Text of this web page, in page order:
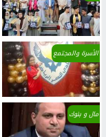
الأسرة والمجتمع
مال و بنوك